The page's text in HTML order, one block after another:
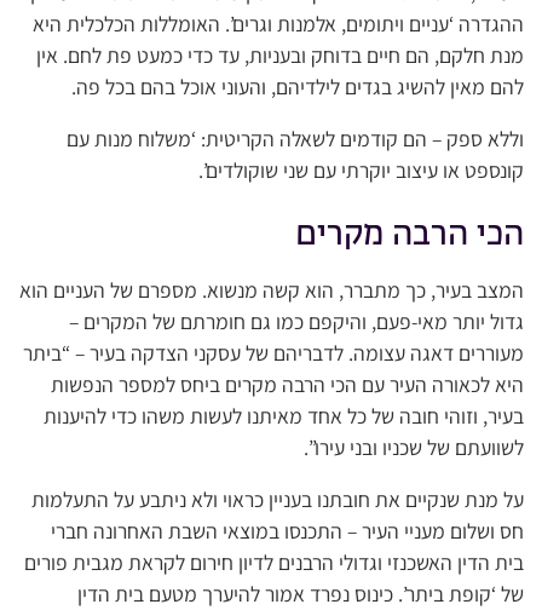
ההגדרה ‘עניים ויתומים, אלמנות וגרים’. האומללות הכלכלית היא
מנת חלקם, הם חיים בדוחק ובעניות, עד כדי כמעט פת לחם. אין
להם מאין להשיג בגדים לילדיהם, והעוני אוכל בהם בכל פה.
וללא ספק – הם קודמים לשאלה הקריטית: ‘משלוח מנות עם
קונספט או עיצוב יוקרתי עם שני שוקולדים’.
הכי הרבה מקרים
המצב בעיר, כך מתברר, הוא קשה מנשוא. מספרם של העניים הוא
גדול יותר מאי-פעם, והיקפם כמו גם חומרתם של המקרים –
מעוררים דאגה עצומה. לדבריהם של עסקני הצדקה בעיר – “ביתר
היא לכאורה העיר עם הכי הרבה מקרים ביחס למספר הנפשות
בעיר, וזוהי חובה של כל אחד מאיתנו לעשות משהו כדי להיענות
לשוועתם של שכניו ובני עירו”.
על מנת שנקיים את חובתנו בעניין כראוי ולא ניתבע על התעלמות
חס ושלום מעניי העיר – התכנסו במוצאי השבת האחרונה חברי
בית הדין האשכנזי וגדולי הרבנים לדיון חירום לקראת מגבית פורים
של ‘קופת ביתר’. כינוס נפרד אמור להיערך מטעם בית הדין